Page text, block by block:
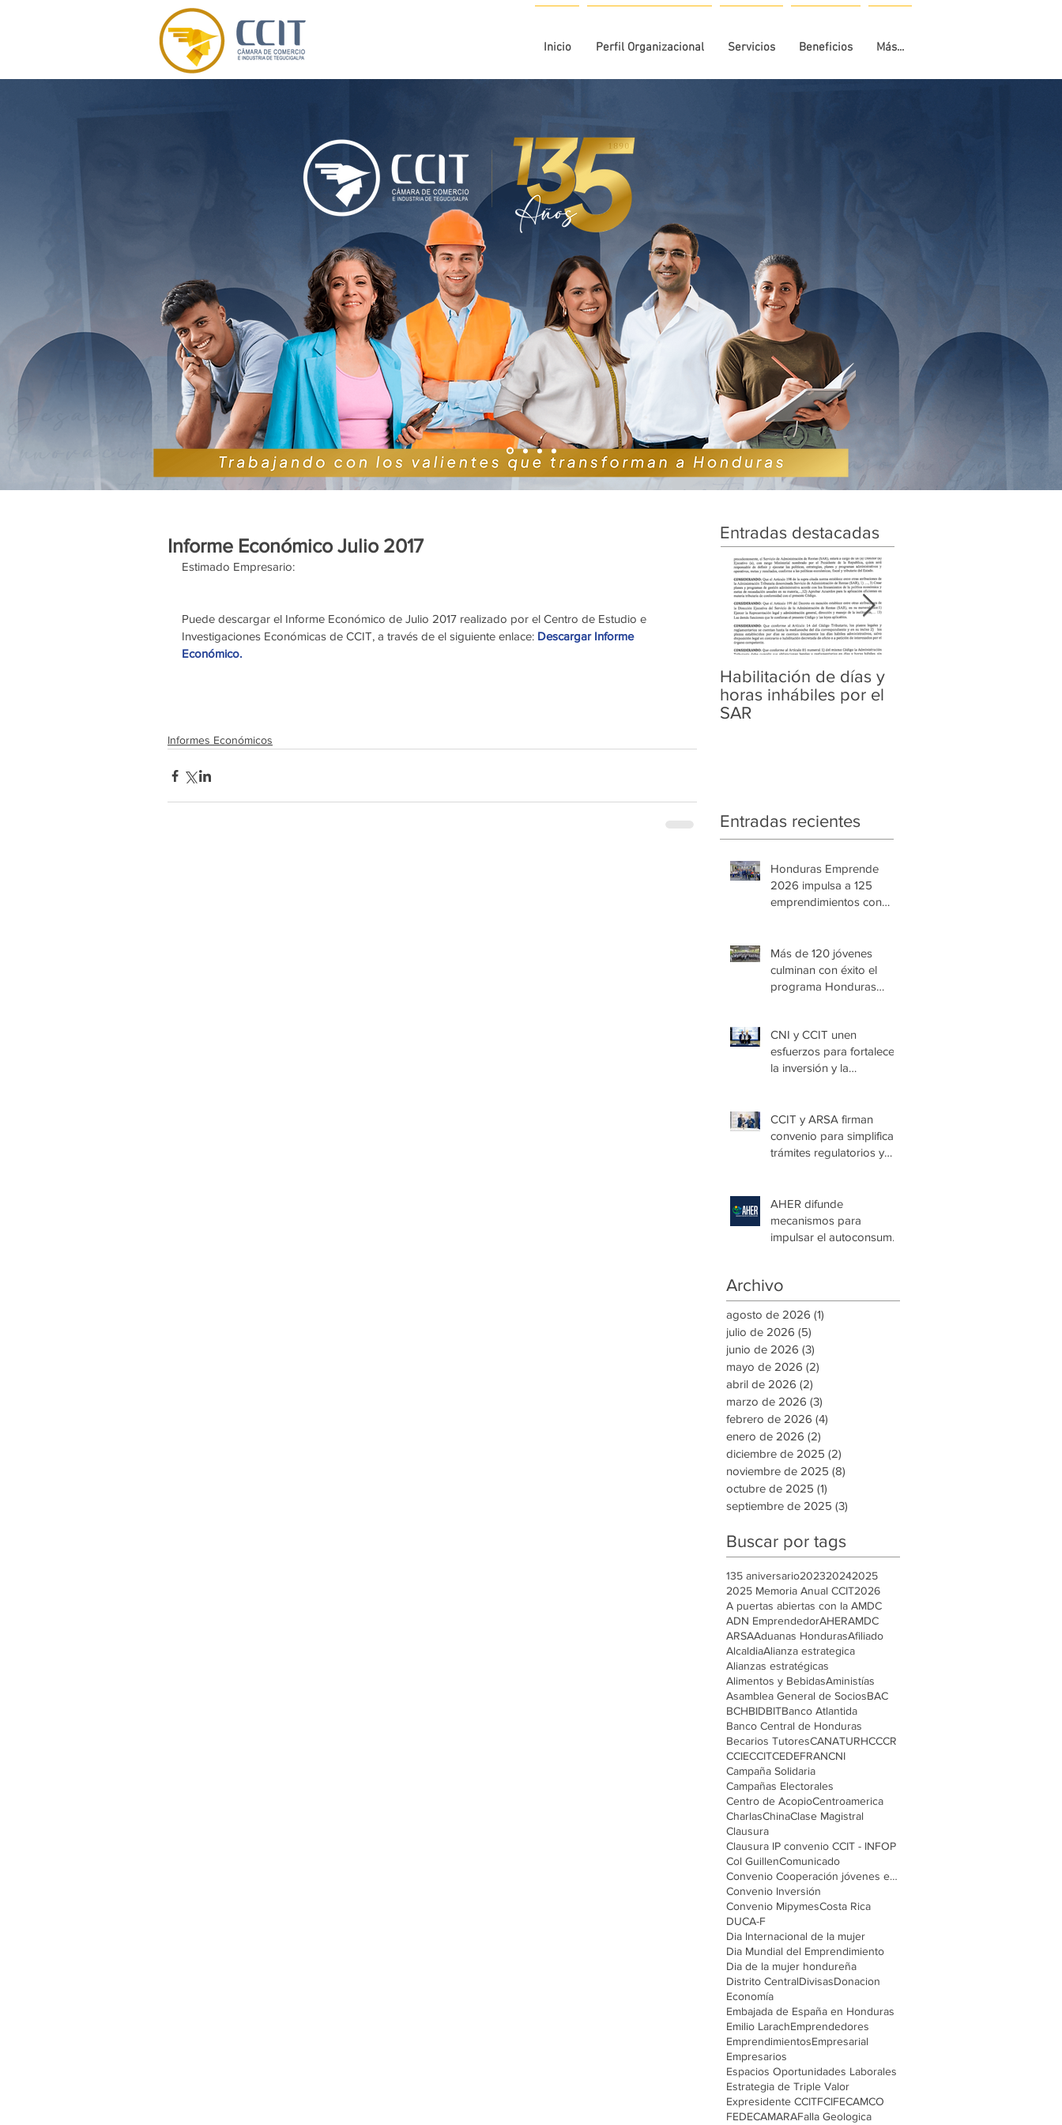
Inicio Perfil Organizacional Servicios Beneficios Más...
Informe Económico Julio 2017
Estimado Empresario:
Puede descargar el Informe Económico de Julio 2017 realizado por el Centro de Estudio e
Investigaciones Económicas de CCIT, a través de el siguiente enlace: Descargar Informe
Económico.
Informes Económicos
Entradas destacadas
Habilitación de días y
horas inhábiles por el
SAR
Entradas recientes
Honduras Emprende
2026 impulsa a 125
emprendimientos con
Más de 120 jóvenes
culminan con éxito el
programa Honduras
CNI y CCIT unen
esfuerzos para fortalecer
la inversión y la
CCIT y ARSA firman
convenio para simplificar
trámites regulatorios y
AHER difunde
mecanismos para
impulsar el autoconsumo
Archivo
agosto de 2026 (1)
julio de 2026 (5)
junio de 2026 (3)
mayo de 2026 (2)
abril de 2026 (2)
marzo de 2026 (3)
febrero de 2026 (4)
enero de 2026 (2)
diciembre de 2025 (2)
noviembre de 2025 (8)
octubre de 2025 (1)
septiembre de 2025 (3)
Buscar por tags
135 aniversario202320242025
2025 Memoria Anual CCIT2026
A puertas abiertas con la AMDC
ADN EmprendedorAHERAMDC
ARSAAduanas HondurasAfiliado
AlcaldiaAlianza estrategica
Alianzas estratégicas
Alimentos y BebidasAministías
Asamblea General de SociosBAC
BCHBIDBITBanco Atlantida
Banco Central de Honduras
Becarios TutoresCANATURHCCCR
CCIECCITCEDEFRANCNI
Campaña Solidaria
Campañas Electorales
Centro de AcopioCentroamerica
CharlasChinaClase Magistral
Clausura
Clausura IP convenio CCIT - INFOP
Col GuillenComunicado
Convenio Cooperación jóvenes emprendedores
Convenio Inversión
Convenio MipymesCosta Rica
DUCA-F
Dia Internacional de la mujer
Dia Mundial del Emprendimiento
Dia de la mujer hondureña
Distrito CentralDivisasDonacion
Economía
Embajada de España en Honduras
Emilio LarachEmprendedores
EmprendimientosEmpresarial
Empresarios
Espacios Oportunidades Laborales
Estrategia de Triple Valor
Expresidente CCITFCIFECAMCO
FEDECAMARAFalla Geologica